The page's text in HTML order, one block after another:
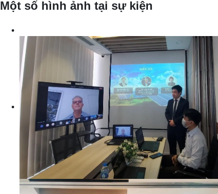
Một số hình ảnh tại sự kiện